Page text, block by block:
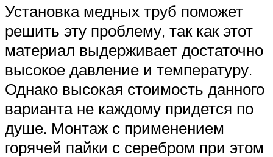
Установка медных труб поможет
решить эту проблему, так как этот
материал выдерживает достаточно
высокое давление и температуру.
Однако высокая стоимость данного
варианта не каждому придется по
душе. Монтаж с применением
горячей пайки с серебром при этом